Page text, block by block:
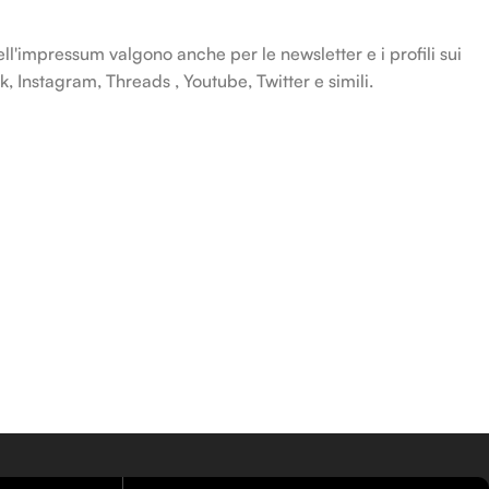
valgono anche per le newsletter e i profili sui
Instagram, Threads , Youtube, Twitter e simili.